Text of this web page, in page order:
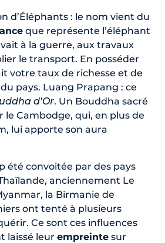
d’Éléphants : le nom vient du
que représente l’éléphant
à la guerre, aux travaux
le transport. En posséder
votre taux de richesse et de
pays. Luang Prapang : ce
d’Or. Un Bouddha sacré
le Cambodge, qui, en plus de
lui apporte son aura
été convoitée par des pays
anciennement Le
la Birmanie de
ont tenté à plusieurs
Ce sont ces influences
laissé leur empreinte sur